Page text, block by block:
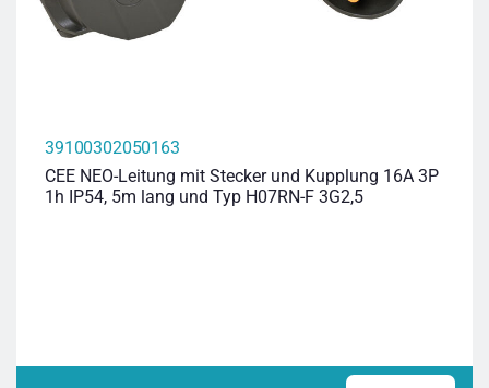
39100302050163
CEE NEO-Leitung mit Stecker und Kupplung 16A 3P
1h IP54, 5m lang und Typ H07RN-F 3G2,5